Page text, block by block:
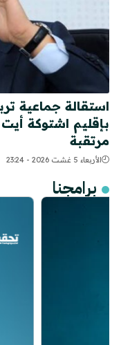
استقالة جماعية
بإقليم اشتوكة
مرتقبة
الأربعاء 5 غشت 2026 - 23:24
برامجنا